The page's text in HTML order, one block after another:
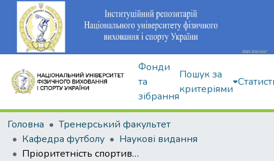
Фонди
та
зібрання
Пошук за
критеріями
Головна
Тренерський факультет
Кафедра футболу
Наукові видання
Пріоритетність спортивного результату як головний деструктивний фактор в системі підготовки юних футболістів 6-13 років